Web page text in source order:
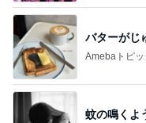
バターがじ
Amebaトピッ
蚊の鳴くよ